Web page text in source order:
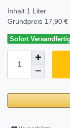
Inhalt 1 Liter
Grundpreis 17,90 €
Sofort